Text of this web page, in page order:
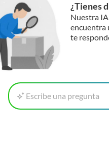
¿Tienes
Nuestra
encuentra
te
Escribe una pregunta